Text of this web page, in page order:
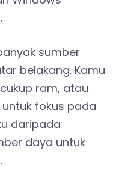
sumber
belakang. Kamu
ram, atau
fokus pada
daripada
daya untuk